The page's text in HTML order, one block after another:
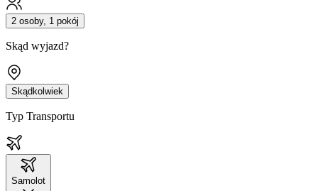
2 osoby, 1 pokój
Skąd wyjazd?
Skądkolwiek
Typ Transportu
Samolot